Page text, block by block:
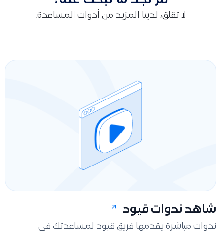
لا تقلق، لدينا المزيد من أدوات المساعدة.
شاهد ندوات قيود
ندوات مباشرة يقدمها فريق قيود لمساعدتك في